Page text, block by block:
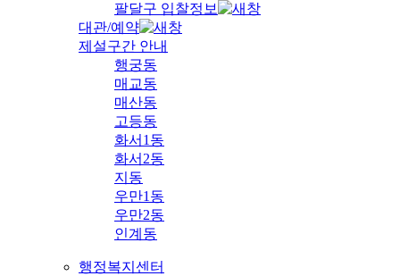
팔달구 입찰정보
대관/예약
제설구간 안내
행궁동
매교동
매산동
고등동
화서1동
화서2동
지동
우만1동
우만2동
인계동
행정복지센터